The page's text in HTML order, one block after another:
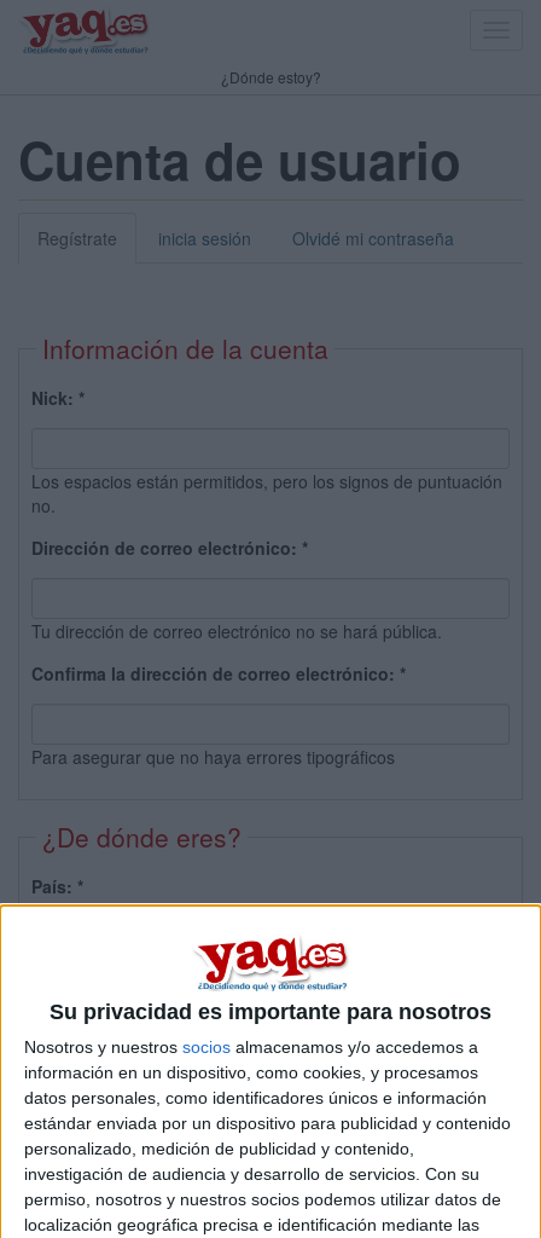
Su privacidad es importante para nosotros
Nosotros y nuestros socios almacenamos y/o accedemos a
información en un dispositivo, como cookies, y procesamos
datos personales, como identificadores únicos e información
estándar enviada por un dispositivo para publicidad y contenido
personalizado, medición de publicidad y contenido,
investigación de audiencia y desarrollo de servicios. Con su
permiso, nosotros y nuestros socios podemos utilizar datos de
localización geográfica precisa e identificación mediante las
¿Dónde estoy?
Cuenta de usuario
Regístrate inicia sesión Olvidé mi contraseña
Información de la cuenta
Nick: *
Los espacios están permitidos, pero los signos de puntuación
no.
Dirección de correo electrónico: *
Tu dirección de correo electrónico no se hará pública.
Confirma la dirección de correo electrónico: *
Para asegurar que no haya errores tipográficos
¿De dónde eres?
País: *
Sobre ti
Soy:*
Chico
Chica